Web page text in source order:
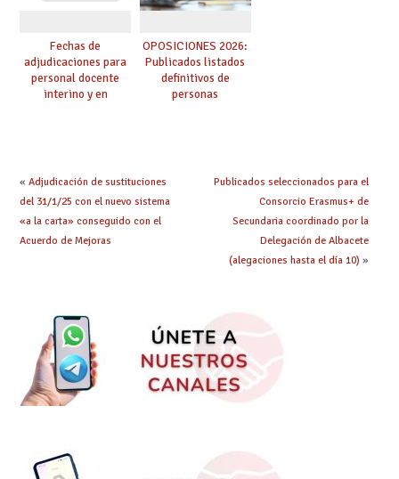
Fechas de
adjudicaciones para
personal docente
interino y en
OPOSICIONES 2026:
Publicados listados
definitivos de
personas
« Adjudicación de sustituciones
del 31/1/25 con el nuevo sistema
«a la carta» conseguido con el
Acuerdo de Mejoras
Publicados seleccionados para el
Consorcio Erasmus+ de
Secundaria coordinado por la
Delegación de Albacete
(alegaciones hasta el día 10) »